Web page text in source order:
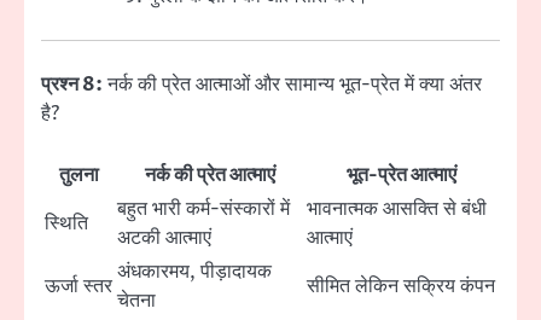
प्रश्न 8:नर्क की प्रेत आत्माओं और सामान्य भूत-प्रेत में क्या अंतर
है?
तुलना नर्क की प्रेत आत्माएं
भूत-प्रेत आत्माएं
स्थिति
बहुत भारी कर्म-संस्कारों में
अटकी आत्माएं
भावनात्मक आसक्ति से बंधी
आत्माएं
ऊर्जा स्तर
अंधकारमय, पीड़ादायक
चेतना
सीमित लेकिन सक्रिय कंपन